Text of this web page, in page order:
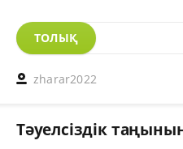
ТОЛЫҚ
zharar2022
Тәуелсіздік